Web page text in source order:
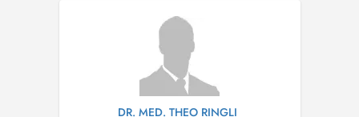
DR. MED. THEO RINGLI